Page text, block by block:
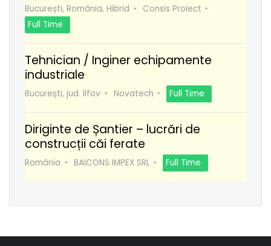
București, România, Hibrid
Consis Proiect
Full Time
Tehnician / Inginer echipamente
industriale
București, jud. Ilfov Novatech Full Time
Diriginte de Șantier – lucrări de
construcții căi ferate
România BAICONS IMPEX SRL Full Time